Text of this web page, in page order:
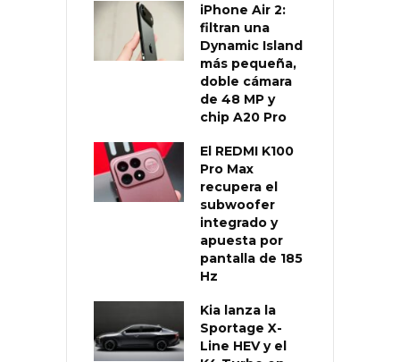
iPhone Air 2:
filtran una
Dynamic Island
más pequeña,
doble cámara
de 48 MP y
chip A20 Pro
El REDMI K100
Pro Max
recupera el
subwoofer
integrado y
apuesta por
pantalla de 185
Hz
Kia lanza la
Sportage X-
Line HEV y el